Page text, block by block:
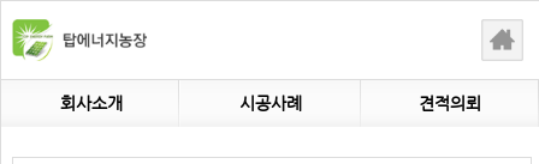
회사소개 시공사례 견적의뢰